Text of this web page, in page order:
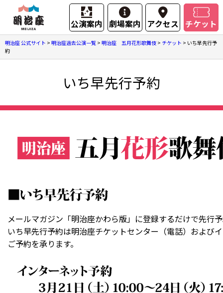
公演案内 劇場案内 アクセス チケット
明治座 公式サイト > 明治座過去公演一覧 > 明治座 五月花形歌舞伎 > チケット > いち早先行予
約
いち早先行予約
メールマガジン「明治座かわら版」に登録するだけで先行
いち早先行予約は明治座チケットセンター（電話）および
ご予約を承ります。